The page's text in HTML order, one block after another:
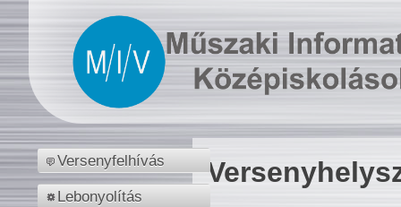
Versenyfelhívás
Lebonyolítás